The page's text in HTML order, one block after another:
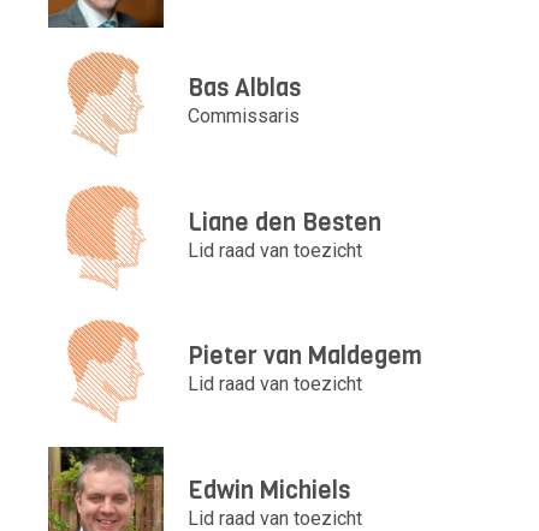
Bas Alblas
Commissaris
Liane den Besten
Lid raad van toezicht
Pieter van Maldegem
Lid raad van toezicht
Edwin Michiels
Lid raad van toezicht